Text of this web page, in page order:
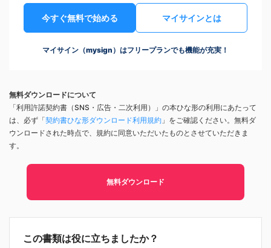
今すぐ無料で始める マイサインとは
マイサイン（mysign）はフリープランでも機能が充実！
無料ダウンロードについて
「利用許諾契約書（SNS・広告・二次利用）」の本ひな形の利用にあたって
は、必ず「契約書ひな形ダウンロード利用規約 」をご確認ください。無料ダ
ウンロードされた時点で、規約に同意いただいたものとさせていただきま
す。
無料ダウンロード